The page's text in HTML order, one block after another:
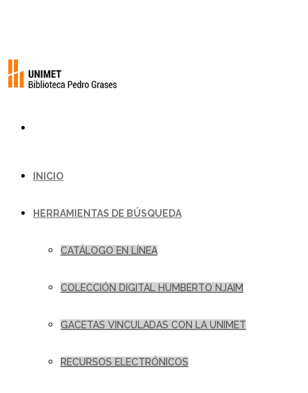
INICIO
HERRAMIENTAS DE BÚSQUEDA
CATÁLOGO EN LÍNEA
COLECCIÓN DIGITAL HUMBERTO NJAIM
GACETAS VINCULADAS CON LA UNIMET
RECURSOS ELECTRÓNICOS